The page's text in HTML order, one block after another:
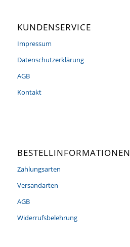
KUNDENSERVICE
Impressum
Datenschutzerklärung
AGB
Kontakt
BESTELLINFORMATIONEN
Zahlungsarten
Versandarten
AGB
Widerrufsbelehrung